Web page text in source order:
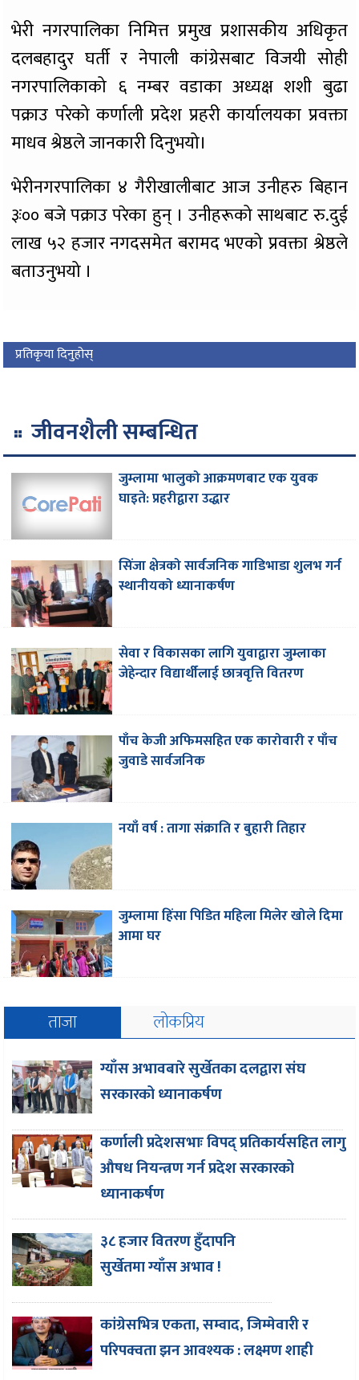
भेरी नगरपालिका निमित्त प्रमुख प्रशासकीय अधिकृत
दलबहादुर घर्ती र नेपाली कांग्रेसबाट विजयी सोही
नगरपालिकाको ६ नम्बर वडाका अध्यक्ष शशी बुढा
पक्राउ परेको कर्णाली प्रदेश प्रहरी कार्यालयका प्रवक्ता
माधव श्रेष्ठले जानकारी दिनुभयो।
भेरीनगरपालिका ४ गैरीखालीबाट आज उनीहरु बिहान
३ः०० बजे पक्राउ परेका हुन् । उनीहरूको साथबाट रु.दुई
लाख ५२ हजार नगदसमेत बरामद भएको प्रवक्ता श्रेष्ठले
बताउनुभयो ।
प्रतिकृया दिनुहोस्
जीवनशैली सम्बन्धित
जुम्लामा भालुको आक्रमणबाट एक युवक
घाइते: प्रहरीद्वारा उद्धार
सिंजा क्षेत्रको सार्वजनिक गाडिभाडा शुलभ गर्न
स्थानीयको ध्यानाकर्षण
सेवा र विकासका लागि युवाद्वारा जुम्लाका
जेहेन्दार विद्यार्थीलाई छात्रवृत्ति वितरण
पाँच केजी अफिमसहित एक कारोवारी र पाँच
जुवाडे सार्वजनिक
नयाँ वर्ष : तागा संक्राति र बुहारी तिहार
जुम्लामा हिंसा पिडित महिला मिलेर खोले दिमा
आमा घर
ताजा लोकप्रिय
ग्याँस अभावबारे सुर्खेतका दलद्वारा संघ
सरकारको ध्यानाकर्षण
कर्णाली प्रदेशसभाः विपद् प्रतिकार्यसहित लागु
औषध नियन्त्रण गर्न प्रदेश सरकारको
ध्यानाकर्षण
३८ हजार वितरण हुँदापनि
सुर्खेतमा ग्याँस अभाव !
कांग्रेसभित्र एकता, सम्वाद, जिम्मेवारी र
परिपक्वता झन आवश्यक : लक्ष्मण शाही